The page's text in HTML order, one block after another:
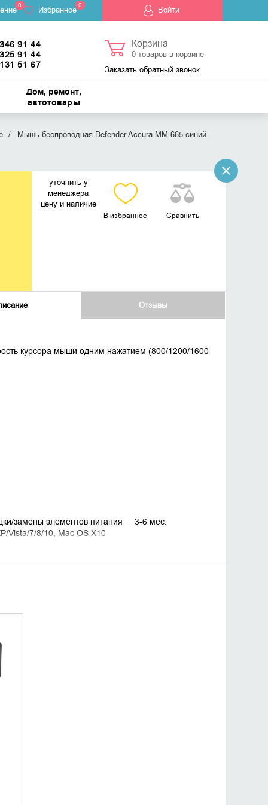
0 Избранное 0 Войти
91 44
91 44
51 67
Корзина
0товаров в корзине
Заказать обратный звонок
Дом, ремонт,
автотовары
Мышь беспроводная Defender Accura MM-665 синий
уточнить у
менеджера
цену и наличие
В избранное Сравнить
Отзывы
курсора мыши одним нажатием (800/1200/1600
замены элементов питания 3-6 мес.
7/8/10, Mac OS X10